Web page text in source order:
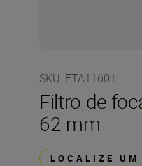
SKU: FTA11601
Filtro de
62 mm
LOCALIZE UM